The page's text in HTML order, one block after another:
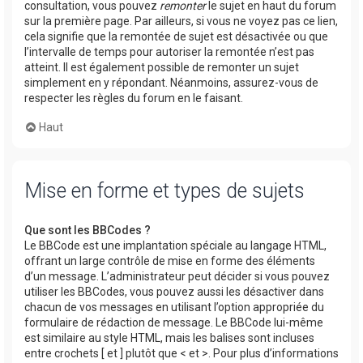
consultation, vous pouvez remonterle sujet en haut du forum
sur la première page. Par ailleurs, si vous ne voyez pas ce lien,
cela signifie que la remontée de sujet est désactivée ou que
l’intervalle de temps pour autoriser la remontée n’est pas
atteint. Il est également possible de remonter un sujet
simplement en y répondant. Néanmoins, assurez-vous de
respecter les règles du forum en le faisant.
Haut
Mise en forme et types de sujets
Que sont les BBCodes ?
Le BBCode est une implantation spéciale au langage HTML,
offrant un large contrôle de mise en forme des éléments
d’un message. L’administrateur peut décider si vous pouvez
utiliser les BBCodes, vous pouvez aussi les désactiver dans
chacun de vos messages en utilisant l’option appropriée du
formulaire de rédaction de message. Le BBCode lui-même
est similaire au style HTML, mais les balises sont incluses
entre crochets [ et ] plutôt que < et >. Pour plus d’informations